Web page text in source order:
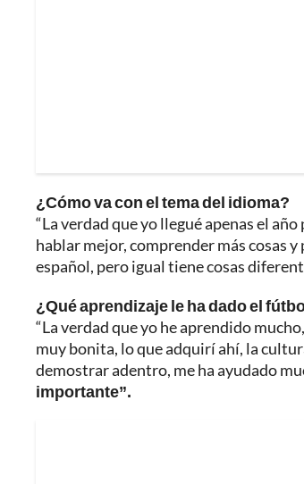
¿Cómo va con el tema del idioma?
“La verdad que yo llegué apenas el
hablar mejor, comprender más cosas
español, pero igual tiene cosas
¿Qué aprendizaje le ha dado el
“La verdad que yo he aprendido
muy bonita, lo que adquirí ahí, la
demostrar adentro, me ha ayudado
importante”.